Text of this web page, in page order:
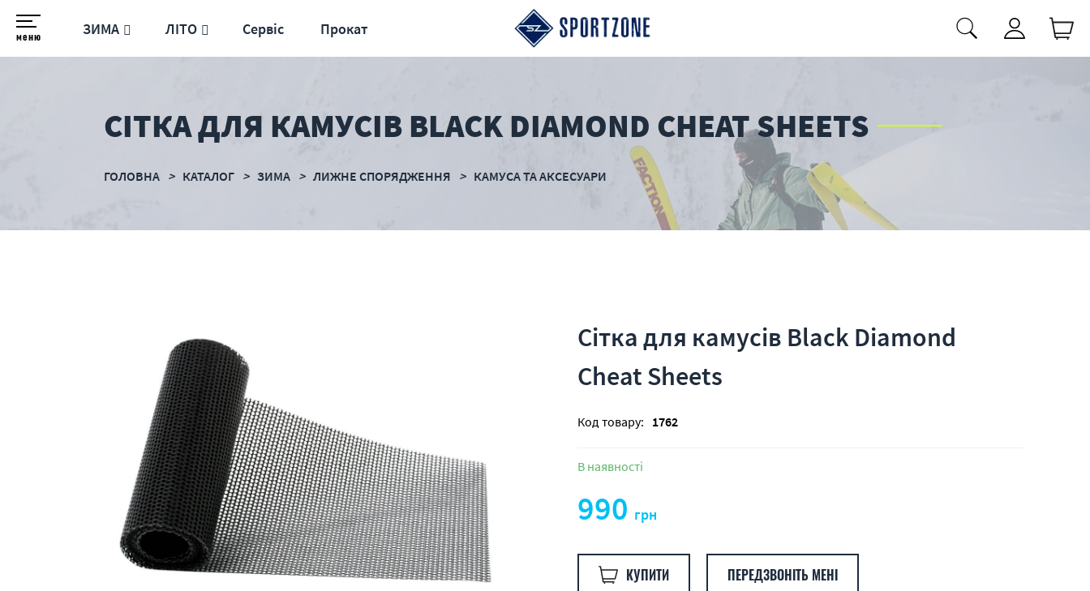
меню ЗИМА ЛІТО Сервіс Прокат
СІТКА ДЛЯ КАМУСІВ BLACK DIAMOND CHEAT SHEETS
ГОЛОВНА КАТАЛОГ ЗИМА ЛИЖНЕ СПОРЯДЖЕННЯ КАМУСА ТА АКСЕСУАРИ
Сітка для камусів Black Diamond
Cheat Sheets
Код товару: 1762
В наявності
990 грн
КУПИТИ ПЕРЕДЗВОНІТЬ МЕНІ